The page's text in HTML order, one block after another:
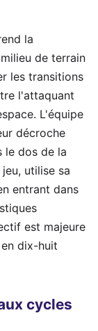
la
de terrain
les transitions
l'attaquant
L'équipe
décroche
le dos de la
utilise sa
entrant dans
est majeure
dix-huit
cycles